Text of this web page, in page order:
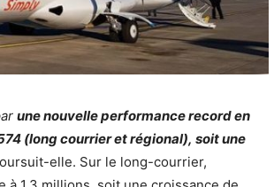
une nouvelle performance record en
(long courrier et régional), soit une
elle. Sur le long-courrier,